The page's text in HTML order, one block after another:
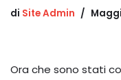
di Site Admin
Ora che sono stati